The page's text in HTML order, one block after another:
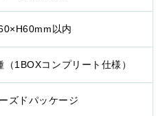
以内
（1BOXコンプリート仕様）
ズドパッケージ